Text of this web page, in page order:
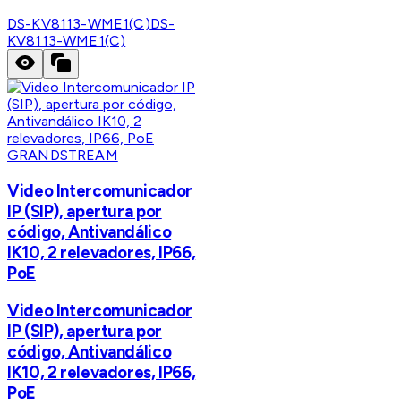
DS-KV8113-WME1(C)DS-
KV8113-WME1(C)
GRANDSTREAM
Video Intercomunicador
IP (SIP), apertura por
código, Antivandálico
IK10, 2 relevadores, IP66,
PoE
Video Intercomunicador
IP (SIP), apertura por
código, Antivandálico
IK10, 2 relevadores, IP66,
PoE